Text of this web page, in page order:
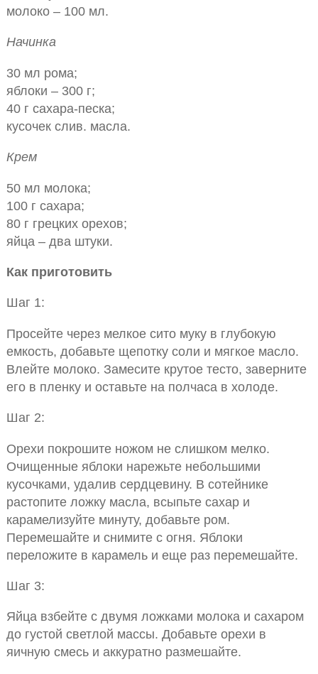
молоко – 100 мл.
Начинка
30 мл рома;
яблоки – 300 г;
40 г сахара-песка;
кусочек слив. масла.
Крем
50 мл молока;
100 г сахара;
80 г грецких орехов;
яйца – два штуки.
Как приготовить
Шаг 1:
Просейте через мелкое сито муку в глубокую
емкость, добавьте щепотку соли и мягкое масло.
Влейте молоко. Замесите крутое тесто, заверните
его в пленку и оставьте на полчаса в холоде.
Шаг 2:
Орехи покрошите ножом не слишком мелко.
Очищенные яблоки нарежьте небольшими
кусочками, удалив сердцевину. В сотейнике
растопите ложку масла, всыпьте сахар и
карамелизуйте минуту, добавьте ром.
Перемешайте и снимите с огня. Яблоки
переложите в карамель и еще раз перемешайте.
Шаг 3:
Яйца взбейте с двумя ложками молока и сахаром
до густой светлой массы. Добавьте орехи в
яичную смесь и аккуратно размешайте.